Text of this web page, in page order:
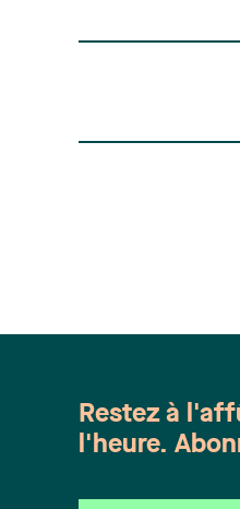
Restez à
l'heure.